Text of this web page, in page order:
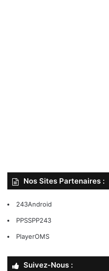
Nos Sites Partenaires :
243Android
PPSSPP243
PlayerOMS
Suivez-Nous :